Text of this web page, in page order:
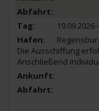
19.09.2026
Die Ausschiffung
Anschließend